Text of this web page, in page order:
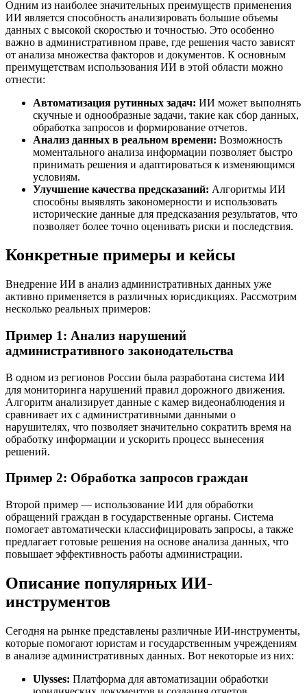
Одним из наиболее значительных преимуществ применения
ИИ является способность анализировать большие объемы
данных с высокой скоростью и точностью. Это особенно
важно в административном праве, где решения часто зависят
от анализа множества факторов и документов. К основным
преимущетствам использования ИИ в этой области можно
отнести:
Автоматизация рутинных задач: ИИ может выполнять
скучные и однообразные задачи, такие как сбор данных,
обработка запросов и формирование отчетов.
Анализ данных в реальном времени: Возможность
моментального анализа информации позволяет быстро
принимать решения и адаптироваться к изменяющимся
условиям.
Улучшение качества предсказаний: Алгоритмы ИИ
способны выявлять закономерности и использовать
исторические данные для предсказания результатов, что
позволяет более точно оценивать риски и последствия.
Конкретные примеры и кейсы
Внедрение ИИ в анализ административных данных уже
активно применяется в различных юрисдикциях. Рассмотрим
несколько реальных примеров:
Пример 1: Анализ нарушений
административного законодательства
В одном из регионов России была разработана система ИИ
для мониторинга нарушений правил дорожного движения.
Алгоритм анализирует данные с камер видеонаблюдения и
сравнивает их с административными данными о
нарушителях, что позволяет значительно сократить время на
обработку информации и ускорить процесс вынесения
решений.
Пример 2: Обработка запросов граждан
Второй пример — использование ИИ для обработки
обращений граждан в государственные органы. Система
помогает автоматически классифицировать запросы, а также
предлагает готовые решения на основе анализа данных, что
повышает эффективность работы администрации.
Описание популярных ИИ-
инструментов
Сегодня на рынке представлены различные ИИ-инструменты,
которые помогают юристам и государственным учреждениям
в анализе административных данных. Вот некоторые из них:
Ulysses: Платформа для автоматизации обработки